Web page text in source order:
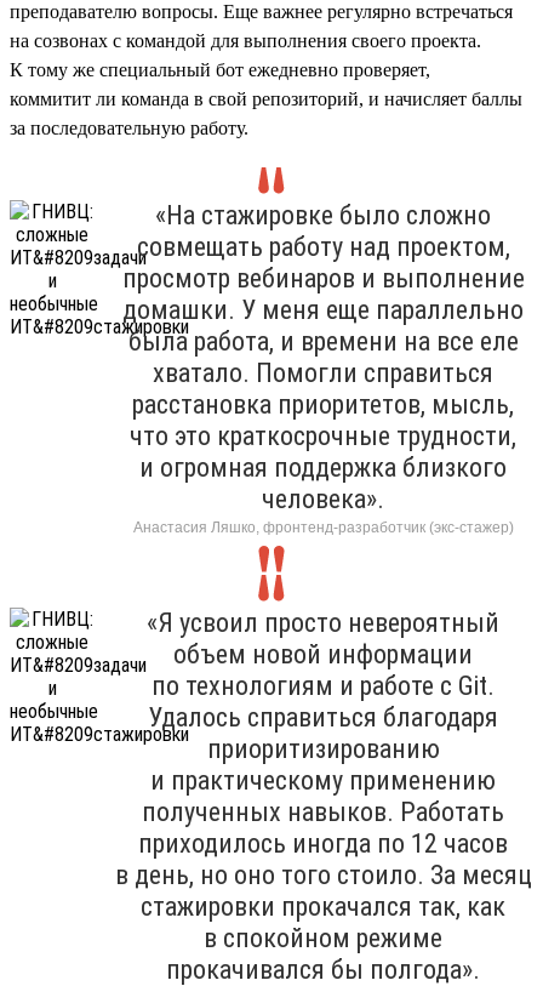
преподавателю вопросы. Еще важнее регулярно встречаться
на созвонах с командой для выполнения своего проекта.
К тому же специальный бот ежедневно проверяет,
коммитит ли команда в свой репозиторий, и начисляет баллы
за последовательную работу.
«На стажировке было сложно
совмещать работу над проектом,
просмотр вебинаров и выполнение
домашки. У меня еще параллельно
была работа, и времени на все еле
хватало. Помогли справиться
расстановка приоритетов, мысль,
что это краткосрочные трудности,
и огромная поддержка близкого
человека».
Анастасия Ляшко, фронтенд-разработчик (экс-стажер)
«Я усвоил просто невероятный
объем новой информации
по технологиям и работе с Git.
Удалось справиться благодаря
приоритизированию
и практическому применению
полученных навыков. Работать
приходилось иногда по 12 часов
в день, но оно того стоило. За месяц
стажировки прокачался так, как
в спокойном режиме
прокачивался бы полгода».